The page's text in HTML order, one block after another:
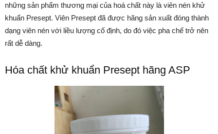
những sản phẩm thương mại của hoá chất này là viên nén khử
khuẩn Presept. Viên Presept đã được hãng sản xuất đóng thành
dạng viên nén với liều lượng cố định, do đó việc pha chế trở nên
rất dễ dàng.
Hóa chất khử khuẩn Presept hãng ASP